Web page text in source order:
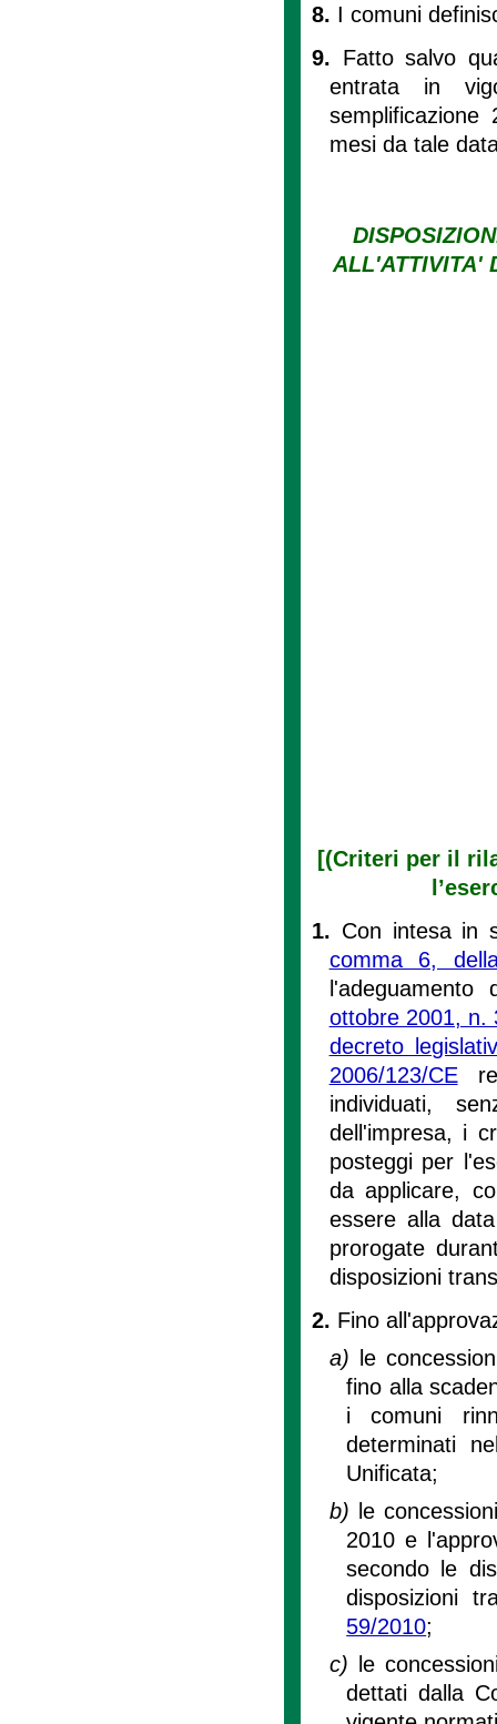
8. I comuni
9. Fatto salvo
entrata in
semplificazione
mesi da tale
ALL'ATTIVITA'
[(Criteri per il
1. Con intesa in
comma 6,
ottobre 2001, n.
decreto
2006/123/CE
individuati,
dell'impresa, i
posteggi per
da applicare,
essere alla
prorogate
disposizioni
2. Fino
a)
le
fino alla
i comuni
determinati
Unificata;
b) le
2010 e
secondo le
disposizioni
59/2010;
c)
le
dettati dalla